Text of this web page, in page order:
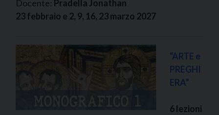
Docente: Pradella Jonathan
23 febbraio e 2, 9, 16, 23 marzo 2027
“ARTE e
PREGHI
ERA”
6 lezioni